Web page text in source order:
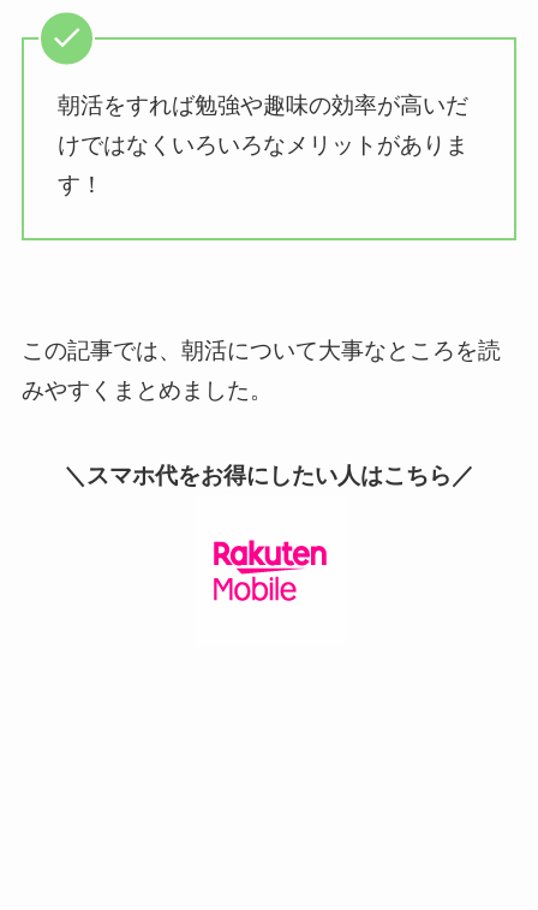
朝活をすれば勉強や趣味の効率が高いだ
けではなくいろいろなメリットがありま
す！
この記事では、朝活について大事なところを読
みやすくまとめました。
＼スマホ代をお得にしたい人はこちら／